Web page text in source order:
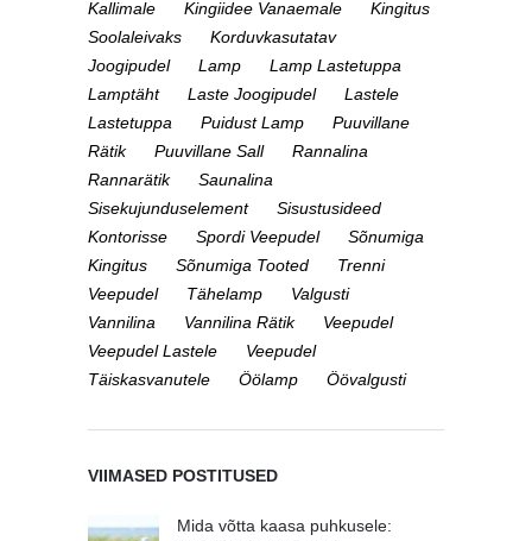
Kallimale
Kingiidee Vanaemale
Kingitus
Soolaleivaks
Korduvkasutatav
Joogipudel
Lamp
Lamp Lastetuppa
Lamptäht
Laste Joogipudel
Lastele
Lastetuppa
Puidust Lamp
Puuvillane
Rätik
Puuvillane Sall
Rannalina
Rannarätik
Saunalina
Sisekujunduselement
Sisustusideed
Kontorisse
Spordi Veepudel
Sõnumiga
Kingitus
Sõnumiga Tooted
Trenni
Veepudel
Tähelamp
Valgusti
Vannilina
Vannilina Rätik
Veepudel
Veepudel Lastele
Veepudel
Täiskasvanutele
Öölamp Öövalgusti
VIIMASED POSTITUSED
Mida võtta kaasa puhkusele: